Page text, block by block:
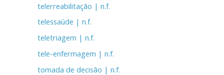
telerreabilitação | n.f.
telessaúde | n.f.
teletriagem | n.f.
tele-enfermagem | n.f.
tomada de decisão | n.f.